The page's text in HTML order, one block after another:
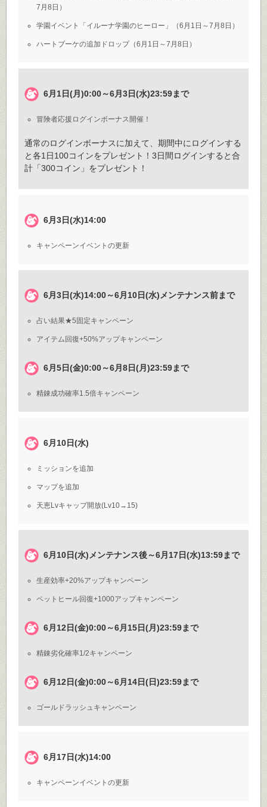
7月8日）
学園イベント「イルーナ学園のヒーロー」（6月1日～7月8日）
ハートブーケの追加ドロップ（6月1日～7月8日）
6月1日(月)0:00～6月3日(水)23:59まで
冒険者応援ログインボーナス開催！
通常のログインボーナスに加えて、期間中にログインする
と各1日100コインをプレゼント！3日間ログインすると合
計「300コイン」をプレゼント！
6月3日(水)14:00
キャンペーンイベントの更新
6月3日(水)14:00～6月10日(水)メンテナンス前まで
占い結果★5固定キャンペーン
アイテム回復+50%アップキャンペーン
6月5日(金)0:00～6月8日(月)23:59まで
精錬成功確率1.5倍キャンペーン
6月10日(水)
ミッションを追加
マップを追加
天恵Lvキャップ開放(Lv10→15)
6月10日(水)メンテナンス後～6月17日(水)13:59まで
生産効率+20%アップキャンペーン
ペットヒール回復+1000アップキャンペーン
6月12日(金)0:00～6月15日(月)23:59まで
精錬劣化確率1/2キャンペーン
6月12日(金)0:00～6月14日(日)23:59まで
ゴールドラッシュキャンペーン
6月17日(水)14:00
キャンペーンイベントの更新